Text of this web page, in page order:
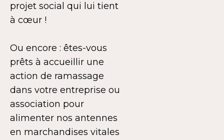
projet social qui lui tient
à cœur !
Ou encore : êtes-vous
prêts à accueillir une
action de ramassage
dans votre entreprise ou
association pour
alimenter nos antennes
en marchandises vitales